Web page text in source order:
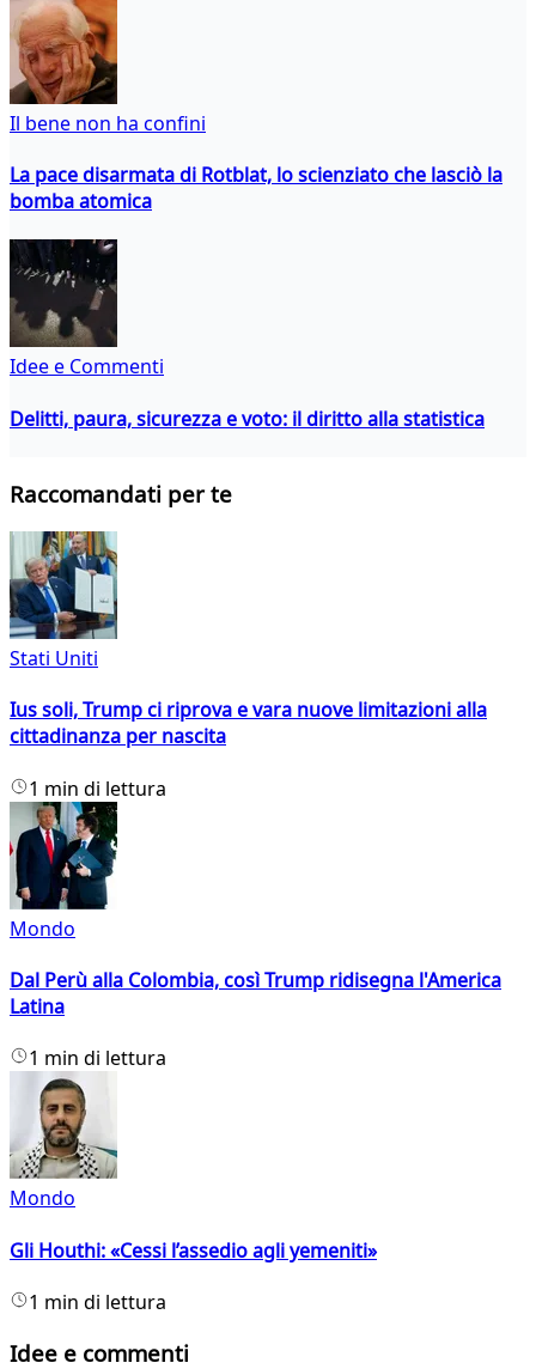
Il bene non ha confini
La pace disarmata di Rotblat, lo scienziato che lasciò la
bomba atomica
Idee e Commenti
Delitti, paura, sicurezza e voto: il diritto alla statistica
Raccomandati per te
Stati Uniti
Ius soli, Trump ci riprova e vara nuove limitazioni alla
cittadinanza per nascita
1 min di lettura
Mondo
Dal Perù alla Colombia, così Trump ridisegna l'America
Latina
1 min di lettura
Mondo
Gli Houthi: «Cessi l’assedio agli yemeniti»
1 min di lettura
Idee e commenti